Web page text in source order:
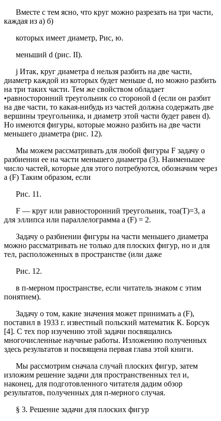
Вместе с тем ясно, что круг можно разрезать на три части,
каждая из а) б)
которых имеет диаметр, Рис, ю.
меньший d (рис. II).
j Итак, круг диаметра d нельзя разбить на две части,
диаметр каждой из которых будет меньше d, но можно разбить
на три таких части. Тем же свойством обладает
•равносторонний треугольник со стороной d (если он разбит
на две части, то какая-нибудь из частей должна содержать две
вершины треугольника, и диаметр этой части будет равен d).
Но имеются фигуры, которые можно разбить на две части
меньшего диаметра (рис. 12).
Мы можем рассматривать для любой фигуры F задачу о
разбиении ее на части меньшего диаметра (3). Наименьшее
число частей, которые для этого потребуются, обозначим через
a (F) Таким образом, если
Рис. 11.
F — круг или равносторонний треугольник, тоа(Т)=3, а
для эллипса или параллелограмма a (F) = 2.
Задачу о разбиении фигуры на части меньшего диаметра
можно рассматривать не только для плоских фигур, но и для
тел, расположенных в пространстве (или даже
Рис. 12.
в п-мерном пространстве, если читатель знаком с этим
понятием).
Задачу о том, какие значения может принимать а (F),
поставил в 1933 г. известный польский математик К. Борсук
[4]. С тех пор изучению этой задачи посвящались
многочисленные научные работы. Изложению полученных
здесь результатов и посвящена первая глава этой книги.
Мы рассмотрим сначала случай плоских фигур, затем
изложим решение задачи для пространственных тел и,
наконец, для подготовленного читателя дадим обзор
результатов, полученных для п-мерного случая.
§ 3. Решение задачи для плоских фигур